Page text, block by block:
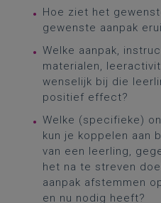
Hoe ziet het
gewenste aanpak
Welke aanpak,
materialen,
wenselijk bij die
positief effect?
Welke (specifieke)
kun je koppelen aan
van een leerling,
het na te streven
aanpak afstemmen
en nu nodig heeft?